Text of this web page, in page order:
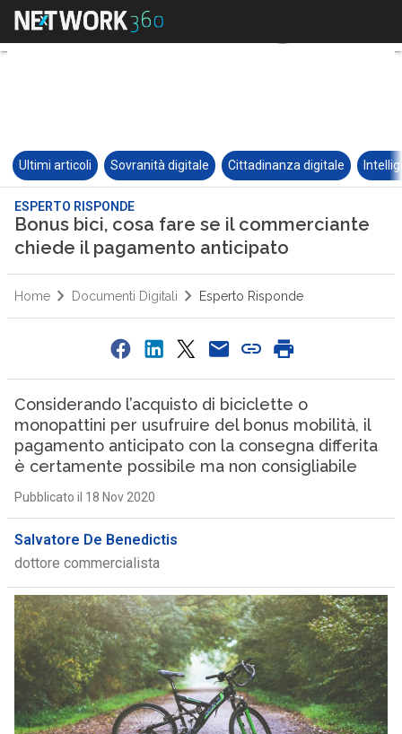
Ultimi articoli Sovranità digitale Cittadinanza digitale
ESPERTO RISPONDE
Bonus bici, cosa fare se il commerciante
chiede il pagamento anticipato
Home Documenti Digitali Esperto Risponde
Considerando l’acquisto di biciclette o
monopattini per usufruire del bonus mobilità, il
pagamento anticipato con la consegna differita
è certamente possibile ma non consigliabile
Pubblicato il 18 Nov 2020
Salvatore De Benedictis
dottore commercialista